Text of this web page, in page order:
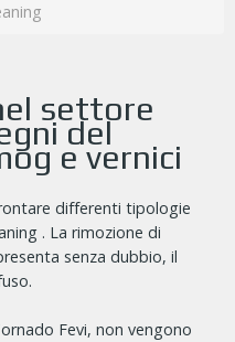
settore
del
e vernici
differenti tipologie
. La rimozione di
senza dubbio, il
Fevi, non vengono